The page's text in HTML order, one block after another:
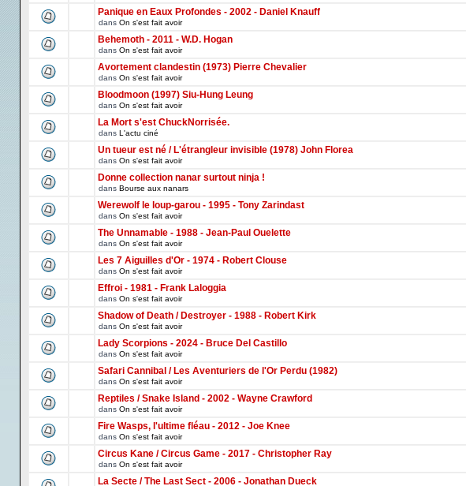
Panique en Eaux Profondes - 2002 - Daniel Knauff
dans On s'est fait avoir
Behemoth - 2011 - W.D. Hogan
dans On s'est fait avoir
Avortement clandestin (1973) Pierre Chevalier
dans On s'est fait avoir
Bloodmoon (1997) Siu-Hung Leung
dans On s'est fait avoir
La Mort s'est ChuckNorrisée.
dans L'actu ciné
Un tueur est né / L'étrangleur invisible (1978) John Florea
dans On s'est fait avoir
Donne collection nanar surtout ninja !
dans Bourse aux nanars
Werewolf le loup-garou - 1995 - Tony Zarindast
dans On s'est fait avoir
The Unnamable - 1988 - Jean-Paul Ouelette
dans On s'est fait avoir
Les 7 Aiguilles d'Or - 1974 - Robert Clouse
dans On s'est fait avoir
Effroi - 1981 - Frank Laloggia
dans On s'est fait avoir
Shadow of Death / Destroyer - 1988 - Robert Kirk
dans On s'est fait avoir
Lady Scorpions - 2024 - Bruce Del Castillo
dans On s'est fait avoir
Safari Cannibal / Les Aventuriers de l'Or Perdu (1982)
dans On s'est fait avoir
Reptiles / Snake Island - 2002 - Wayne Crawford
dans On s'est fait avoir
Fire Wasps, l'ultime fléau - 2012 - Joe Knee
dans On s'est fait avoir
Circus Kane / Circus Game - 2017 - Christopher Ray
dans On s'est fait avoir
La Secte / The Last Sect - 2006 - Jonathan Dueck